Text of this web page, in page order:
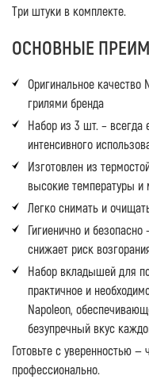
Три штуки в комплекте.
ОСНОВНЫЕ
Оригинальное
грилями бренда
Набор из 3 шт. – всегда
интенсивного
Изготовлен из
высокие температуры и
Легко снимать и
Гигиенично и
снижает риск
Набор вкладышей для
практичное и
Napoleon,
безупречный вкус
Готовьте с уверенностью
профессионально.